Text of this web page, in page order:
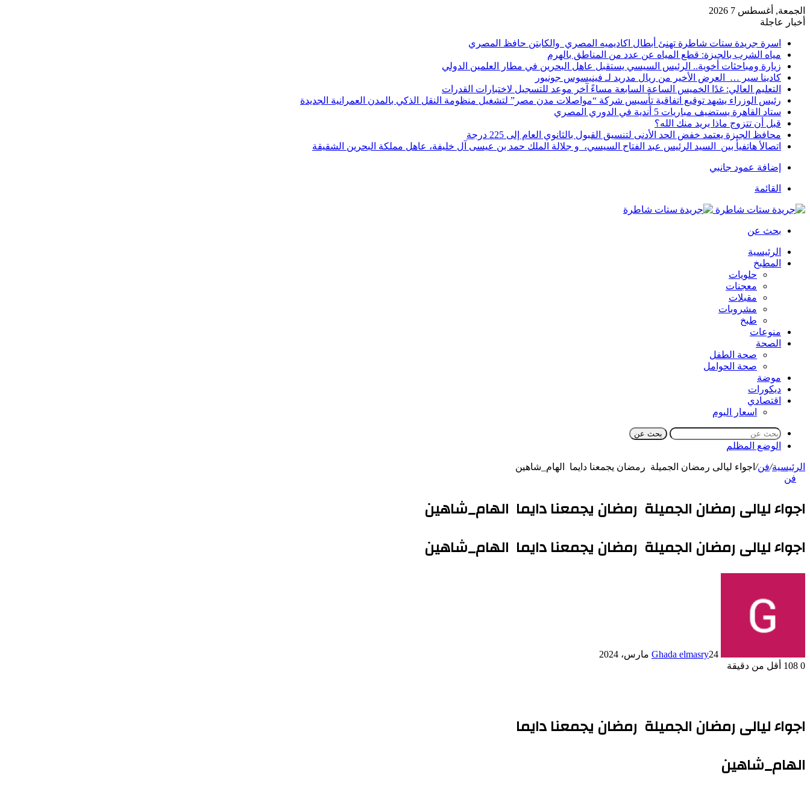
الجمعة, أغسطس 7 2026
أخبار عاجلة
اسرة جريدة ستات شاطرة تهنئ أبطال اكاديميه المصري والكابتن حافظ المصري
مياه الشرب بالجيزة: قطع المياه عن عدد من المناطق بالهرم
زيارة ومباحثات أخوية.. الرئيس السيسي يستقبل عاهل البحرين في مطار العلمين الدولي
كادينا سير … العرض الأخير من ريال مدريد لـ فينيسوس جونيور
التعليم العالي: غدًا الخميس الساعة السابعة مساءً آخر موعد للتسجيل لاختبارات القدرات
رئيس الوزراء يشهد توقيع اتفاقية تأسيس شركة “مواصلات مدن مصر” لتشغيل منظومة النقل الذكي بالمدن العمرانية الجديدة
ستاد القاهرة يستضيف مباريات 5 أندية في الدوري المصري
قبل أن تتزوج ماذا يريد منك الله؟
محافظ الجيزة يعتمد خفض الحد الأدنى لتنسيق القبول بالثانوي العام إلى 225 درجة
اتصالأ هاتفيأ بين السيد الرئيس عبد الفتاح السيسي، و جلالة الملك حمد بن عيسى آل خليفة، عاهل مملكة البحرين الشقيقة
إضافة عمود جانبي
القائمة
بحث عن
الرئيسية
المطبخ
حلويات
معجنات
مقبلات
مشروبات
طبخ
منوعات
الصحة
صحة الطفل
صحة الحوامل
موضة
ديكورات
اقتصادي
اسعار اليوم
بحث عن
الوضع المظلم
الرئيسية/فن/ اجواء ليالى رمضان الجميلة رمضان يجمعنا دايما الهام_شاهين
فن
اجواء ليالى رمضان الجميلة رمضان يجمعنا دايما الهام_شاهين
اجواء ليالى رمضان الجميلة رمضان يجمعنا دايما الهام_شاهين
Ghada elmasry24 مارس، 2024
0
أقل من دقيقة
اجواء ليالى رمضان الجميلة رمضان يجمعنا دايما
الهام_شاهين